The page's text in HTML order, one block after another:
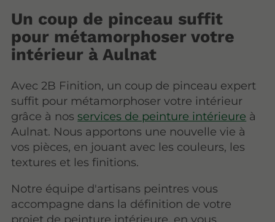
Un coup de pinceau suffit
pour métamorphoser votre
intérieur à Aulnat
Avec 2B Finition, un coup de pinceau expert
suffit pour métamorphoser votre intérieur
grâce à nosservices de peinture intérieure à
Aulnat. Nous apportons une nouvelle vie à
vos pièces, en jouant avec les couleurs, les
textures et les finitions.
Notre équipe d'artisans peintres vous
accompagne dans la définition de votre